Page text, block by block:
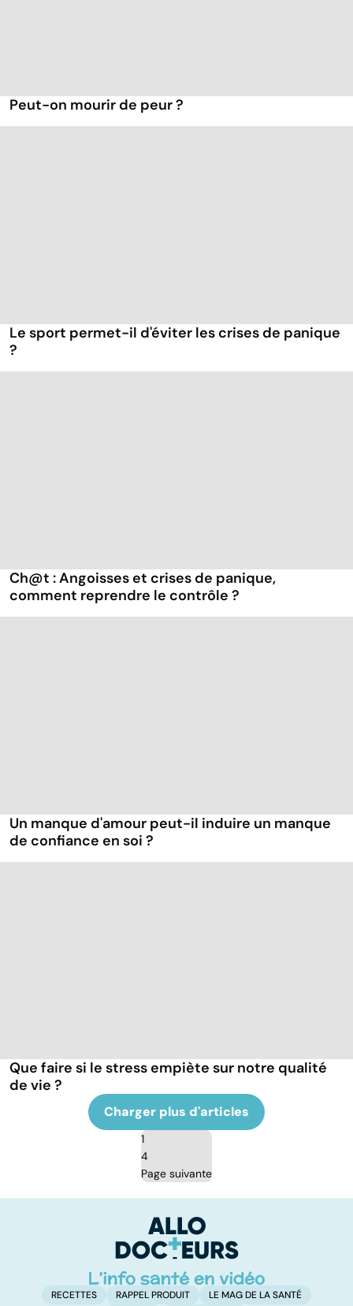
Peut-on mourir de peur ?
Le sport permet-il d'éviter les crises de panique
?
Ch@t : Angoisses et crises de panique,
comment reprendre le contrôle ?
Un manque d'amour peut-il induire un manque
de confiance en soi ?
Que faire si le stress empiète sur notre qualité
de vie ?
Charger plus d'articles
1
4
Page suivante
RECETTES RAPPEL PRODUIT LE MAG DE LA SANTÉ